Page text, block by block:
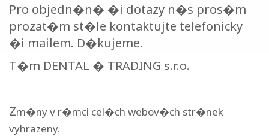
Pro objedn�n� �i dotazy n�s pros�m
prozat�m st�le kontaktujte telefonicky
�i mailem. D�kujeme.
T�m DENTAL � TRADING s.r.o.
Zm�ny v r�mci cel�ch webov�ch str�nek
vyhrazeny.